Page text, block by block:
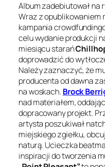
Album zadebiutował na
Wraz z opublikowaniem
kampania
celu wydanie produkcji
miesiącu starań
doprowadzić do
Należy zaznaczyć, że
producenta od dawna
na woskach. Brock
nad materiałem,
dopracowany projekt.
artysta poszukiwał
miejskiego zgiełku,
naturą. Ucieczka
inspiracji do tworzenia